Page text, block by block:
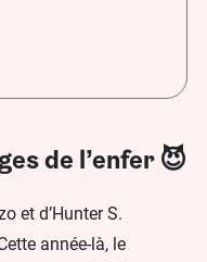
de l’enfer 😈
et d’Hunter S.
année-là, le